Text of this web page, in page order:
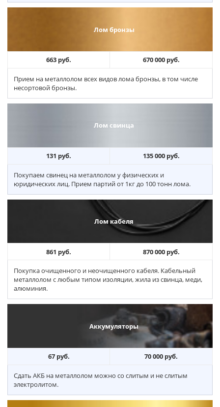
Лом бронзы
663 руб. 670 000 руб.
Прием на металлолом всех видов лома бронзы, в том числе
несортовой бронзы.
Лом свинца
131 руб. 135 000 руб.
Покупаем свинец на металлолом у физических и
юридических лиц. Прием партий от 1кг до 100 тонн лома.
Лом кабеля
861 руб. 870 000 руб.
Покупка очищенного и неочищенного кабеля. Кабельный
металлолом с любым типом изоляции, жила из свинца, меди,
алюминия.
Аккумуляторы
67 руб. 70 000 руб.
Сдать АКБ на металлолом можно со слитым и не слитым
электролитом.